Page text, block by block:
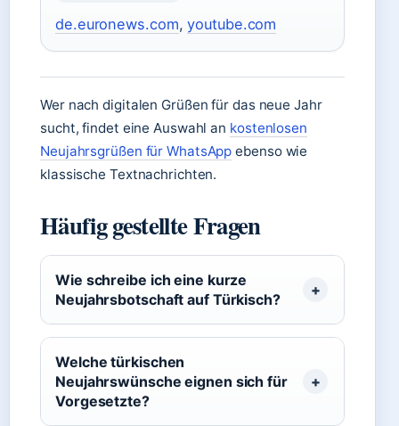
de.euronews.com,youtube.com
Wer nach digitalen Grüßen für das neue Jahr
sucht, findet eine Auswahl an kostenlosen
Neujahrsgrüßen für WhatsApp ebenso wie
klassische Textnachrichten.
Häufig gestellte Fragen
Wie schreibe ich eine kurze
Neujahrsbotschaft auf Türkisch?
Welche türkischen
Neujahrswünsche eignen sich für
Vorgesetzte?